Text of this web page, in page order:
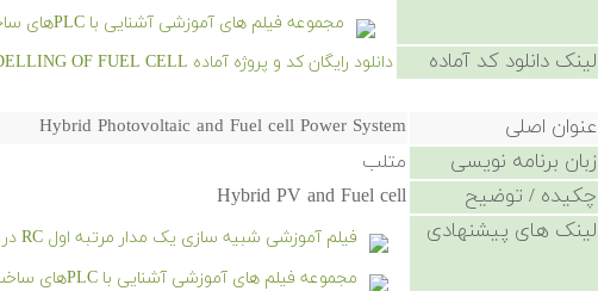
مجموعه فیلم های آموزشی آشنایی با PLCهای ساخت شرکت های Omron و Keyence
لینک دانلود کد آماده دانلود رایگان کد و پروژه آماده A MATHEMATICAL MODELLING OF FUEL CELL - کلیک کنید.
عنوان اصلی Hybrid Photovoltaic and Fuel cell Power System
زبان برنامه نویسی متلب
چکیده / توضیح Hybrid PV and Fuel cell
لینک های پیشنهادی
فیلم آموزشی شبیه سازی یک مدار مرتبه اول RC در سیمیولینک
مجموعه فیلم های آموزشی آشنایی با PLCهای ساخت شرکت های Omron و Keyence